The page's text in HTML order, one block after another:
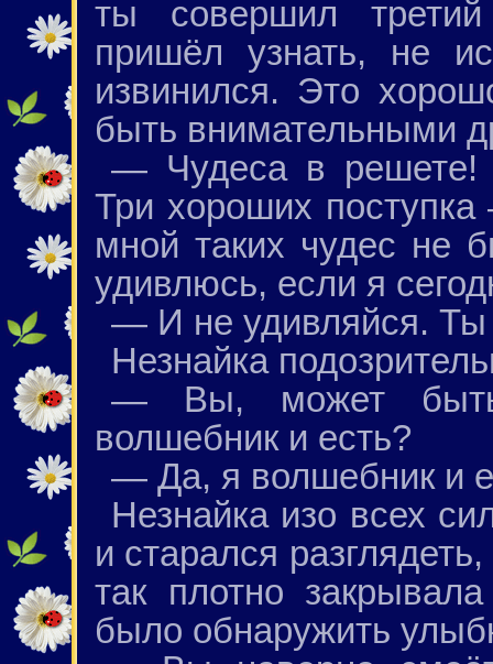
ты совершил
пришёл узнать, не
извинился. Это
быть внимательными
— Чудеса в
Три хороших
мной таких чудес не
удивлюсь, если я
— И не удивляйся. Ты
Незнайка
— Вы, может
волшебник и есть?
— Да, я волшебник и
Незнайка изо всех
и старался
так плотно
было обнаружить